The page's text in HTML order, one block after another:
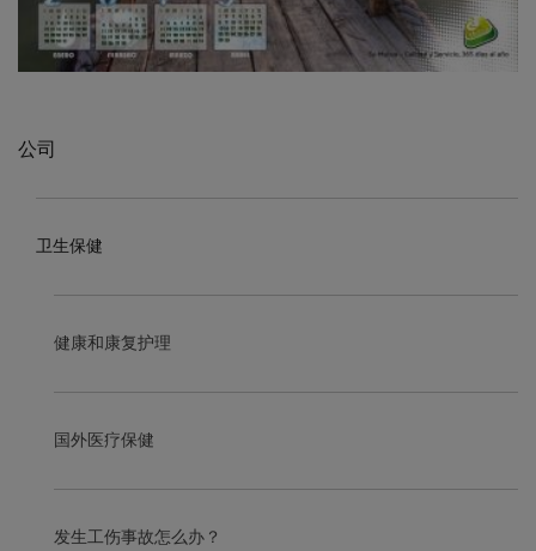
公司
卫生保健
健康和康复护理
国外医疗保健
发生工伤事故怎么办？